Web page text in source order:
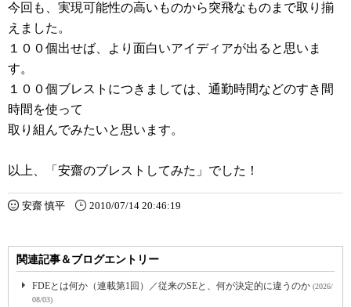
今回も、実現可能性の高いものから突飛なものまで取り揃
えました。
１００個出せば、より面白いアイディアが出ると思いま
す。
１００個ブレストにつきましては、通勤時間などのすき間
時間を使って
取り組んでみたいと思います。
以上、「安齋のブレストしてみた」でした！
安齋 慎平 2010/07/14 20:46:19
関連記事＆ブログエントリー
FDEとは何か（連載第1回）／従来のSEと、何が決定的に違うのか (2026/
08/03)